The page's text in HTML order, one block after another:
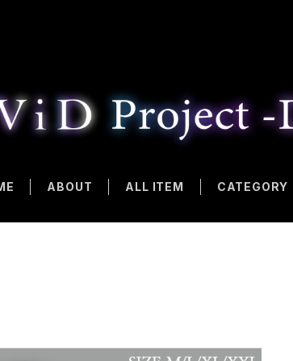
ABOUT ALL ITEM CATEGORY